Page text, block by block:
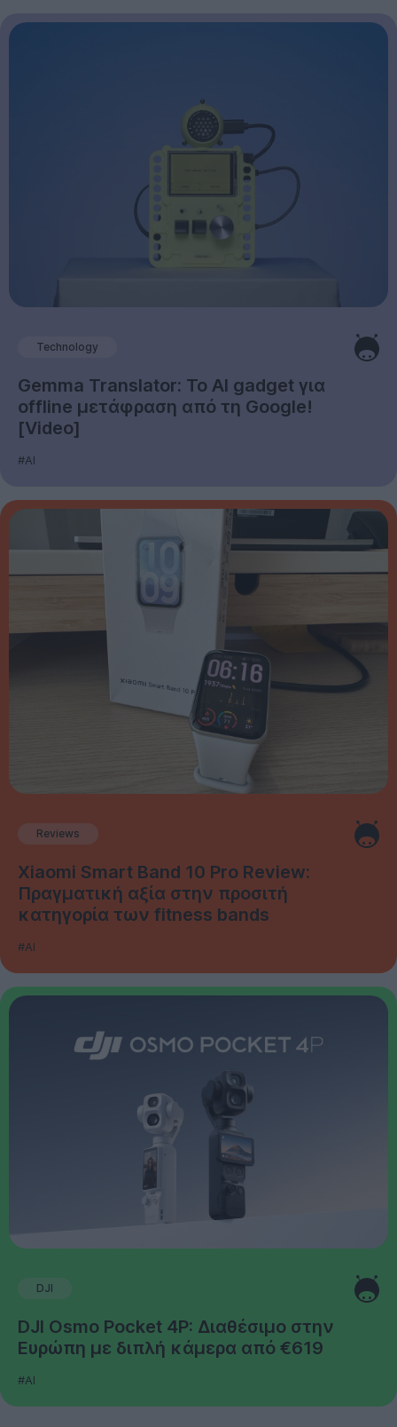
Technology
Gemma Translator: Το AI gadget για
offline μετάφραση από τη Google!
[Video]
#AI
Reviews
Xiaomi Smart Band 10 Pro Review:
Πραγματική αξία στην προσιτή
κατηγορία των fitness bands
#AI
DJI
DJI Osmo Pocket 4P: Διαθέσιμο στην
Ευρώπη με διπλή κάμερα από €619
#AI